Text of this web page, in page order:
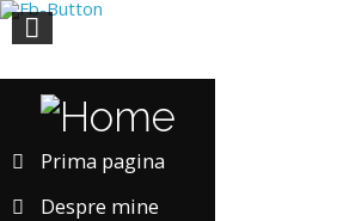
Prima pagina
Despre mine